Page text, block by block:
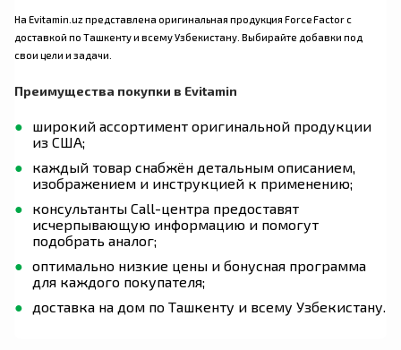
На Evitamin.uz представлена оригинальная продукция Force Factor с
доставкой по Ташкенту и всему Узбекистану. Выбирайте добавки под
свои цели и задачи.
Преимущества покупки в Evitamin
широкий ассортимент оригинальной продукции
из США;
каждый товар снабжён детальным описанием,
изображением и инструкцией к применению;
консультанты Call-центра предоставят
исчерпывающую информацию и помогут
подобрать аналог;
оптимально низкие цены и бонусная программа
для каждого покупателя;
доставка на дом по Ташкенту и всему Узбекистану.